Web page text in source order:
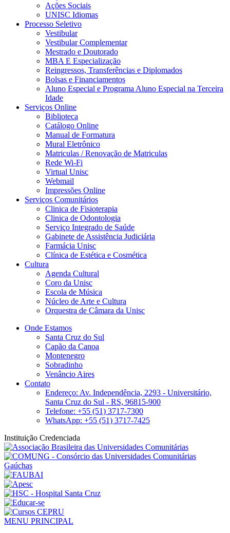
Ações Sociais
UNISC Idiomas
Processo Seletivo
Vestibular
Vestibular Complementar
Mestrado e Doutorado
MBA E Especialização
Reingressos, Transferências e Diplomados
Bolsas e Financiamentos
Aluno Especial e Programa Aluno Especial na Terceira
Idade
Serviços Online
Biblioteca
Catálogo Online
Manual de Formatura
Mural Eletrônico
Matriculas / Renovação de Matriculas
Rede Wi-Fi
Virtual Unisc
Webmail
Impressões Online
Serviços Comunitários
Clinica de Fisioterapia
Clinica de Odontologia
Serviço Integrado de Saúde
Gabinete de Assistência Judiciária
Farmácia Unisc
Clínica de Estética e Cosmética
Cultura
Agenda Cultural
Coro da Unisc
Escola de Música
Núcleo de Arte e Cultura
Orquestra de Câmara da Unisc
Onde Estamos
Santa Cruz do Sul
Capão da Canoa
Montenegro
Sobradinho
Venâncio Aires
Contato
Endereço: Av. Independência, 2293 - Universitário,
Santa Cruz do Sul - RS, 96815-900
Telefone: +55 (51) 3717-7300
WhatsApp: +55 (51) 3717-7425
Instituição Credenciada
MENU PRINCIPAL